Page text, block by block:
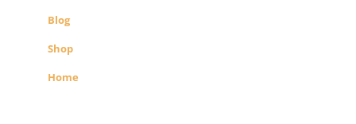
Blog
Shop
Home